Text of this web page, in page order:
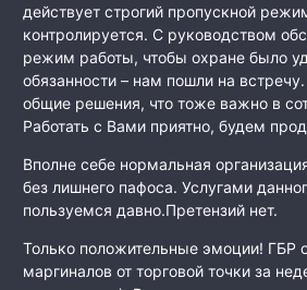
действует строгий пропускной
контролируется. С руководством
режим работы, чтобы охране было
обязанности – нам пошли на
общие решения, что тоже важно в
Работать с Вами приятно, будем
Вполне себе нормальная
без лишнего пафоса. Услугами
пользуемся давно.Претензий нет.
Только положительные эмоции! ГБР
маргиналов от торговой точки за